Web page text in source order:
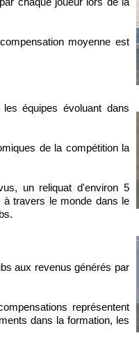
moyenne est
équipes évoluant dans
de la compétition la
un reliquat d'environ 5
à travers le monde dans le
aux revenus générés par
représentent
dans la formation, les